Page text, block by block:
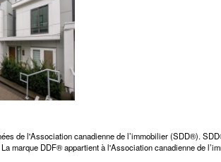
de l'Association canadienne de l’immobilier (SDD®).
marque DDF® appartient à l'Association canadienne de